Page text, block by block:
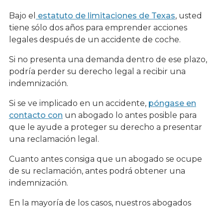
Bajo el estatuto de limitaciones de Texas, usted
tiene sólo dos años para emprender acciones
legales después de un accidente de coche.
Si no presenta una demanda dentro de ese plazo,
podría perder su derecho legal a recibir una
indemnización.
Si se ve implicado en un accidente, póngase en
contacto con un abogado lo antes posible para
que le ayude a proteger su derecho a presentar
una reclamación legal.
Cuanto antes consiga que un abogado se ocupe
de su reclamación, antes podrá obtener una
indemnización.
En la mayoría de los casos, nuestros abogados